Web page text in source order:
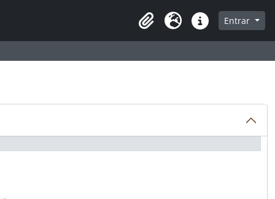
Clipboard
Idioma Atalhos Entrar